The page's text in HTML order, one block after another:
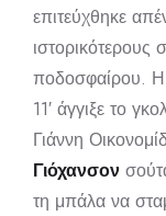
επιτεύχθηκε
ιστορικότερους
ποδοσφαίρου. Η
11′ άγγιξε το
Γιάννη
Γιόχανσον
τη μπάλα να